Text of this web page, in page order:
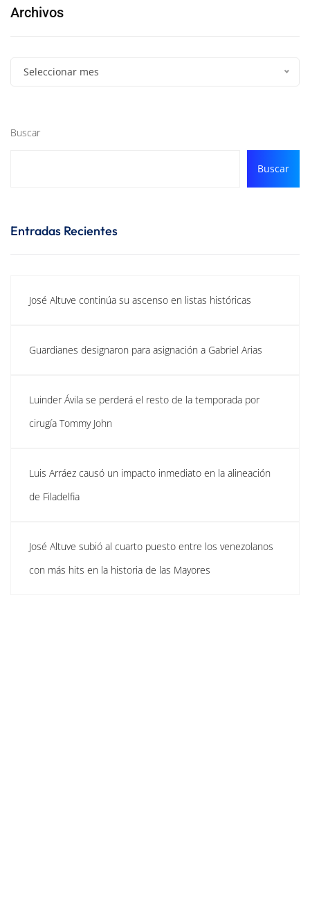
Archivos
Seleccionar mes
Buscar
Buscar
Entradas Recientes
José Altuve continúa su ascenso en listas históricas
Guardianes designaron para asignación a Gabriel Arias
Luinder Ávila se perderá el resto de la temporada por
cirugía Tommy John
Luis Arráez causó un impacto inmediato en la alineación
de Filadelfia
José Altuve subió al cuarto puesto entre los venezolanos
con más hits en la historia de las Mayores